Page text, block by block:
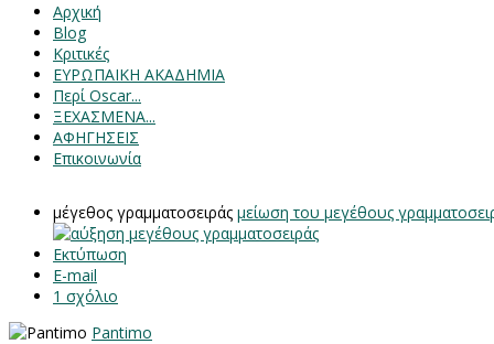
Αρχική
Blog
Κριτικές
ΕΥΡΩΠΑΙΚΗ ΑΚΑΔΗΜΙΑ
Περί Oscar...
ΞΕΧΑΣΜΕΝΑ...
ΑΦΗΓΗΣΕΙΣ
Επικοινωνία
μέγεθος γραμματοσειράς μείωση του μεγέθους
Εκτύπωση
E-mail
1 σχόλιο
Pantimo